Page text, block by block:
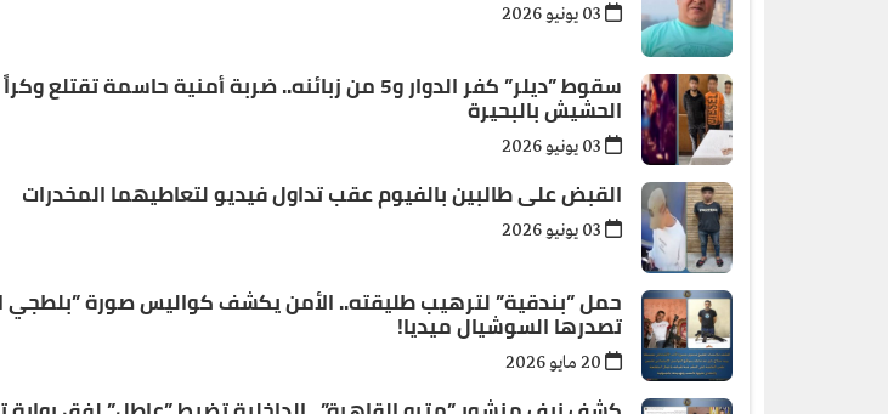
سقوط ”ديلر” كفر الدوار و5 من زبائنه.. ضربة أمنية حاسمة تقتلع
الحشيش بالبحيرة
القبض على طالبين بالفيوم عقب تداول فيديو لتعاطيهما المخدرات
حمل ”بندقية” لترهيب طليقته.. الأمن يكشف كواليس صورة ”بلطجي
تصدرها السوشيال ميديا!